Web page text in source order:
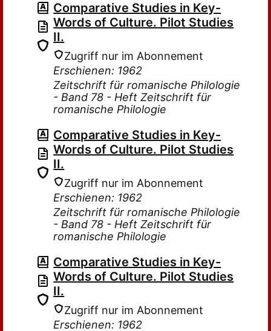
Comparative Studies in Key-
Words of Culture. Pilot Studies
II.
Zugriff nur im Abonnement
Erschienen: 1962
Zeitschrift für romanische Philologie
- Band 78 - Heft Zeitschrift für
romanische Philologie
Comparative Studies in Key-
Words of Culture. Pilot Studies
II.
Zugriff nur im Abonnement
Erschienen: 1962
Zeitschrift für romanische Philologie
- Band 78 - Heft Zeitschrift für
romanische Philologie
Comparative Studies in Key-
Words of Culture. Pilot Studies
II.
Zugriff nur im Abonnement
Erschienen: 1962